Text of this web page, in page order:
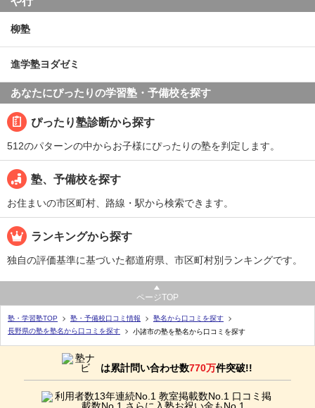
柳塾
進学塾ヨダゼミ
あなたにぴったりの学習塾・予備校を探す
ぴったり塾診断から探す
512のパターンの中からお子様にぴったりの塾を判定します。
塾、予備校を探す
お住まいの市区町村、路線・駅から検索できます。
ランキングから探す
独自の評価基準に基づいた都道府県、市区町村別ランキングです。
ページTOP
塾・学習塾TOP 塾・予備校口コミ情報
塾名から口コミを探す
長野県の塾を塾名から口コミを探す
小諸市の塾を塾名から口コミを探す
は累計問い合わせ数770万件突破!!